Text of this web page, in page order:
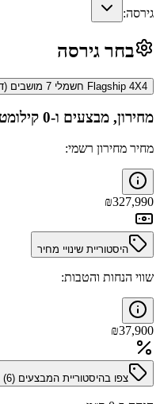
גירסה:
בחר גירסה
Flagship 4X4 חשמלי 7 מושבים (דור 1 מתיחת פנים)
מחירון, מבצעים ו-0 קילומטר
מחיר מחירון רשמי:
₪327,990
היסטוריית שינויי מחיר
שווי הנחות והטבות:
₪37,900
צפו בהיסטוריית המבצעים (6
)